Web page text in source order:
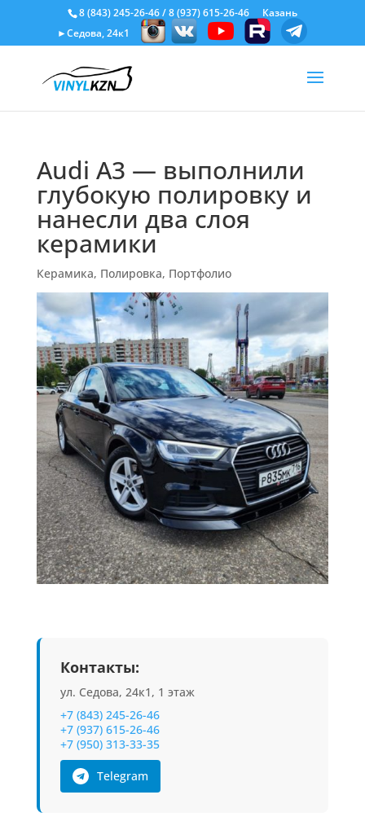
8 (843) 245-26-46/8 (937) 615-26-46
Казань
►Седова, 24к1
Audi A3 — выполнили
глубокую полировку и
нанесли два слоя
керамики
Керамика, Полировка, Портфолио
Контакты:
ул. Седова, 24к1, 1 этаж
+7 (843) 245-26-46
+7 (937) 615-26-46
+7 (950) 313-33-35
Telegram